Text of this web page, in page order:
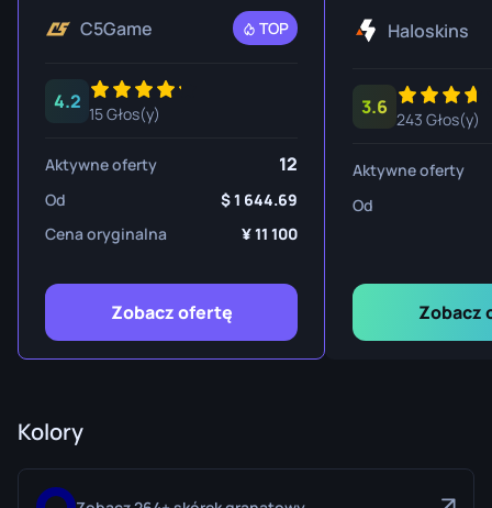
C5Game TOP
4.2
15 Głos(y)
Aktywne oferty 12
Od
1 644.69
Cena oryginalna
11 100
Zobacz ofertę
Haloskins
3.6
243 Głos(y)
Aktywne oferty
Od
Zobacz
Kolory